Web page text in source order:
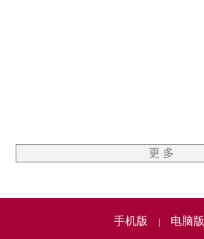
更 多
手机版 电脑版